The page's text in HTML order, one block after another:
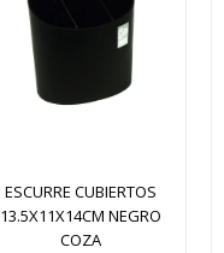
ESCURRE CUBIERTOS
13.5X11X14CM NEGRO
COZA